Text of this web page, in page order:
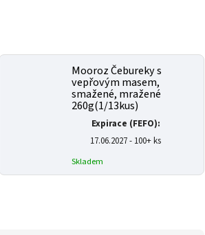
Mooroz Čebureky s
vepřovým masem,
smažené, mražené
260g(1/13kus)
Expirace (FEFO):
17.06.2027 - 100+ ks
Skladem